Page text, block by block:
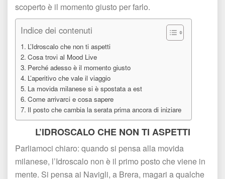
coperto è il momento giusto per farlo.
Indice dei contenuti
L’Idroscalo che non ti aspetti
Cosa trovi al Mood Live
Perché adesso è il momento giusto
L’aperitivo che vale il viaggio
La movida milanese si è spostata a est
Come arrivarci e cosa sapere
Il posto che cambia la serata prima ancora di iniziare
L’IDROSCALO CHE NON TI ASPETTI
Parliamoci chiaro: quando si pensa alla movida
milanese, l’Idroscalo non è il primo posto che viene in
mente. Si pensa ai Navigli, a Brera, magari a qualche